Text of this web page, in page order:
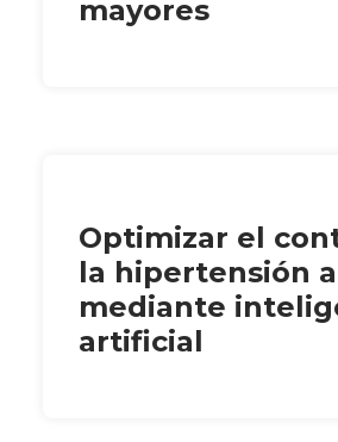
mayores
Optimizar el
la hipertensión
mediante
artificial